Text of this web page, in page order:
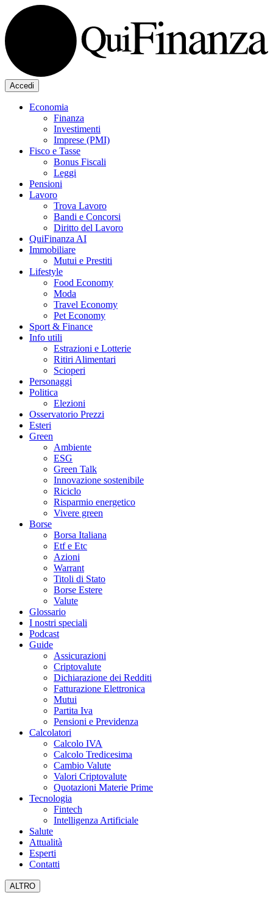
Accedi
Economia
Finanza
Investimenti
Imprese (PMI)
Fisco e Tasse
Bonus Fiscali
Leggi
Pensioni
Lavoro
Trova Lavoro
Bandi e Concorsi
Diritto del Lavoro
QuiFinanza AI
Immobiliare
Mutui e Prestiti
Lifestyle
Food Economy
Moda
Travel Economy
Pet Economy
Sport & Finance
Info utili
Estrazioni e Lotterie
Ritiri Alimentari
Scioperi
Personaggi
Politica
Elezioni
Osservatorio Prezzi
Esteri
Green
Ambiente
ESG
Green Talk
Innovazione sostenibile
Riciclo
Risparmio energetico
Vivere green
Borse
Borsa Italiana
Etf e Etc
Azioni
Warrant
Titoli di Stato
Borse Estere
Valute
Glossario
I nostri speciali
Podcast
Guide
Assicurazioni
Criptovalute
Dichiarazione dei Redditi
Fatturazione Elettronica
Mutui
Partita Iva
Pensioni e Previdenza
Calcolatori
Calcolo IVA
Calcolo Tredicesima
Cambio Valute
Valori Criptovalute
Quotazioni Materie Prime
Tecnologia
Fintech
Intelligenza Artificiale
Salute
Attualità
Esperti
Contatti
ALTRO